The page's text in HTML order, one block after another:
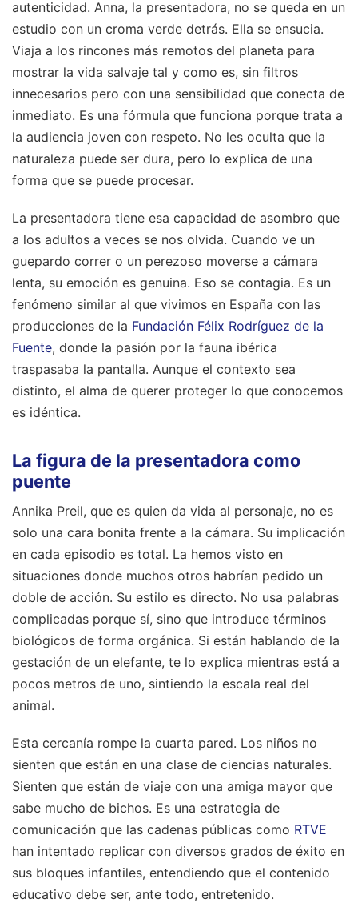
autenticidad. Anna, la presentadora, no se queda en un
estudio con un croma verde detrás. Ella se ensucia.
Viaja a los rincones más remotos del planeta para
mostrar la vida salvaje tal y como es, sin filtros
innecesarios pero con una sensibilidad que conecta de
inmediato. Es una fórmula que funciona porque trata a
la audiencia joven con respeto. No les oculta que la
naturaleza puede ser dura, pero lo explica de una
forma que se puede procesar.
La presentadora tiene esa capacidad de asombro que
a los adultos a veces se nos olvida. Cuando ve un
guepardo correr o un perezoso moverse a cámara
lenta, su emoción es genuina. Eso se contagia. Es un
fenómeno similar al que vivimos en España con las
producciones de la Fundación Félix Rodríguez de la
Fuente, donde la pasión por la fauna ibérica
traspasaba la pantalla. Aunque el contexto sea
distinto, el alma de querer proteger lo que conocemos
es idéntica.
La figura de la presentadora como
puente
Annika Preil, que es quien da vida al personaje, no es
solo una cara bonita frente a la cámara. Su implicación
en cada episodio es total. La hemos visto en
situaciones donde muchos otros habrían pedido un
doble de acción. Su estilo es directo. No usa palabras
complicadas porque sí, sino que introduce términos
biológicos de forma orgánica. Si están hablando de la
gestación de un elefante, te lo explica mientras está a
pocos metros de uno, sintiendo la escala real del
animal.
Esta cercanía rompe la cuarta pared. Los niños no
sienten que están en una clase de ciencias naturales.
Sienten que están de viaje con una amiga mayor que
sabe mucho de bichos. Es una estrategia de
comunicación que las cadenas públicas como RTVE
han intentado replicar con diversos grados de éxito en
sus bloques infantiles, entendiendo que el contenido
educativo debe ser, ante todo, entretenido.